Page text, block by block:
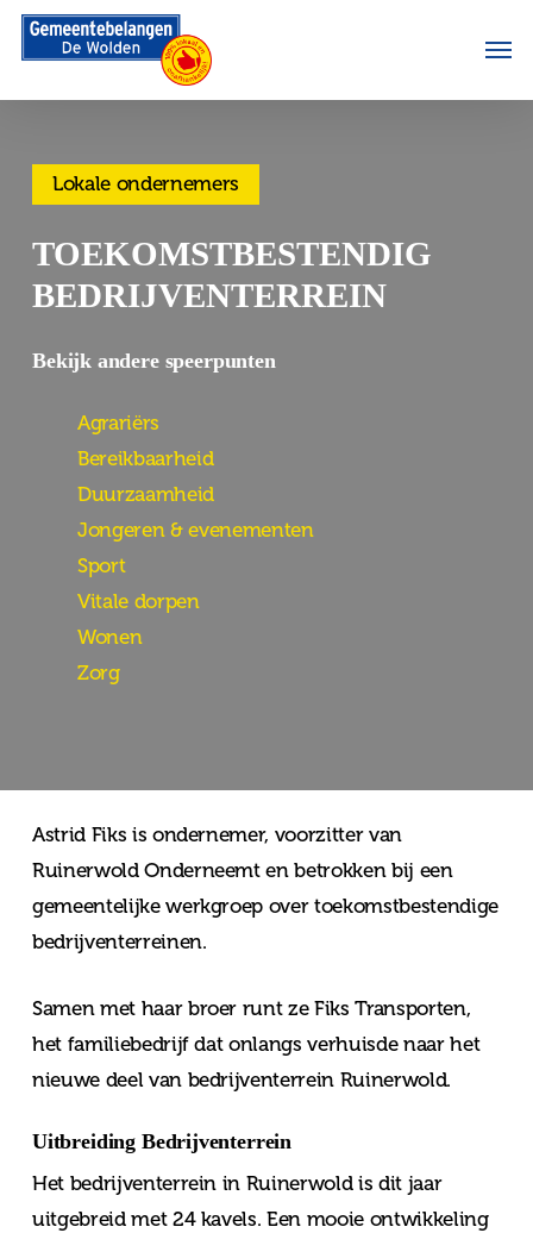
Skip
Lokale ondernemers
TOEKOMSTBESTENDIG
BEDRIJVENTERREIN
Bekijk andere speerpunten
Agrariërs
Bereikbaarheid
Duurzaamheid
Jongeren & evenementen
Sport
Vitale dorpen
Wonen
Zorg
Astrid Fiks is ondernemer, voorzitter van
Ruinerwold Onderneemt en betrokken bij een
gemeentelijke werkgroep over toekomstbestendige
bedrijventerreinen.
Samen met haar broer runt ze Fiks Transporten,
het familiebedrijf dat onlangs verhuisde naar het
nieuwe deel van bedrijventerrein Ruinerwold.
Uitbreiding Bedrijventerrein
Het bedrijventerrein in Ruinerwold is dit jaar
uitgebreid met 24 kavels. Een mooie ontwikkeling